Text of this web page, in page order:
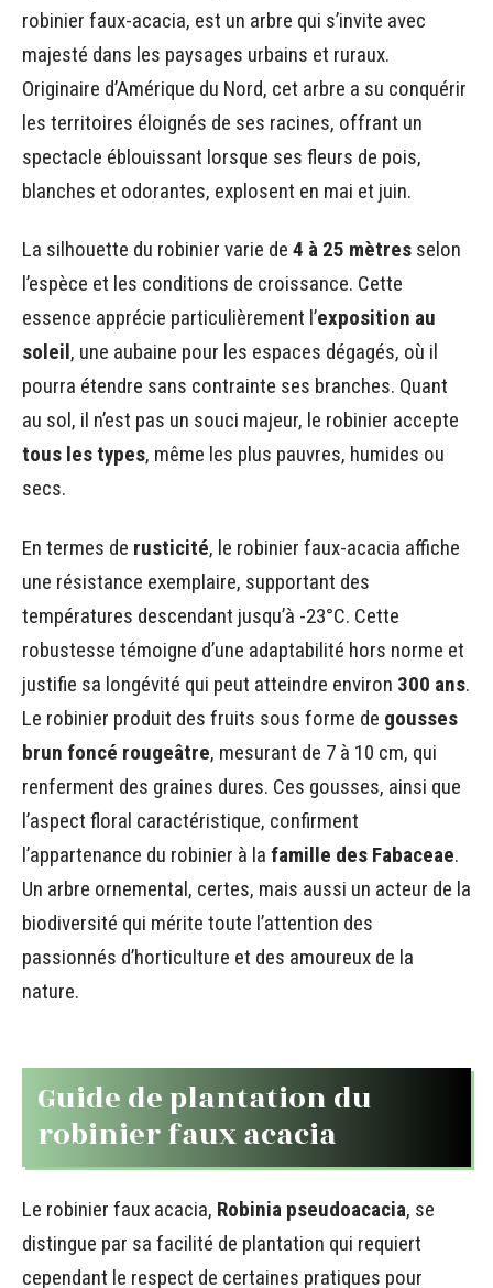
robinier faux-acacia, est un arbre qui s’invite avec
majesté dans les paysages urbains et ruraux.
Originaire d’Amérique du Nord, cet arbre a su conquérir
les territoires éloignés de ses racines, offrant un
spectacle éblouissant lorsque ses fleurs de pois,
blanches et odorantes, explosent en mai et juin.
La silhouette du robinier varie de 4 à 25 mètres selon
l’espèce et les conditions de croissance. Cette
essence apprécie particulièrement l’exposition au
soleil, une aubaine pour les espaces dégagés, où il
pourra étendre sans contrainte ses branches. Quant
au sol, il n’est pas un souci majeur, le robinier accepte
tous les types, même les plus pauvres, humides ou
secs.
En termes de rusticité, le robinier faux-acacia affiche
une résistance exemplaire, supportant des
températures descendant jusqu’à -23°C. Cette
robustesse témoigne d’une adaptabilité hors norme et
justifie sa longévité qui peut atteindre environ 300 ans.
Le robinier produit des fruits sous forme de gousses
brun foncé rougeâtre, mesurant de 7 à 10 cm, qui
renferment des graines dures. Ces gousses, ainsi que
l’aspect floral caractéristique, confirment
l’appartenance du robinier à la famille des Fabaceae.
Un arbre ornemental, certes, mais aussi un acteur de la
biodiversité qui mérite toute l’attention des
passionnés d’horticulture et des amoureux de la
nature.
Guide de plantation du
robinier faux acacia
Le robinier faux acacia, Robinia pseudoacacia, se
distingue par sa facilité de plantation qui requiert
cependant le respect de certaines pratiques pour